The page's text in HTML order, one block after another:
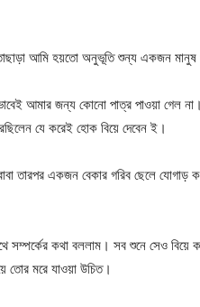
আমি হয়তো অনুভূতি শুন্য একজন মানুষ
আমার জন্য কোনো পাত্র পাওয়া গেল
যে করেই হোক বিয়ে দেবেন ই।
তারপর একজন বেকার গরিব ছেলে যোগাড়
সম্পর্কের কথা বললাম। সব শুনে সেও বিয়ে
তোর মরে যাওয়া উচিত।